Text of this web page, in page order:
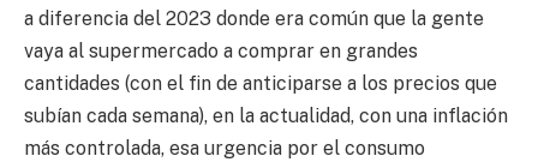
a diferencia del 2023 donde era común que la gente
vaya al supermercado a comprar en grandes
cantidades (con el fin de anticiparse a los precios que
subían cada semana), en la actualidad, con una inflación
más controlada, esa urgencia por el consumo